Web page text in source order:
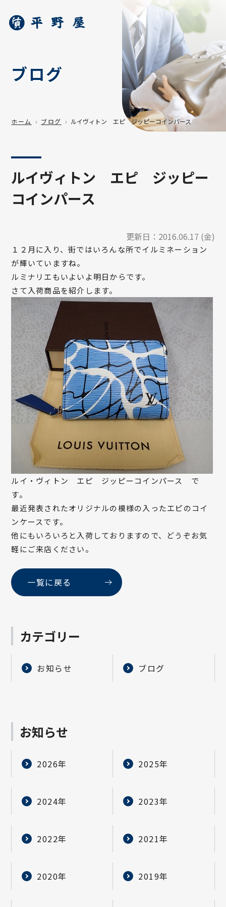
ブログ
ホーム ブログ ルイヴィトン エピ ジッピーコインパース
ルイヴィトン エピ ジッピー
コインパース
更新日： 2016.06.17 (金)
１２月に入り、街ではいろんな所でイルミネーション
が輝いていますね。
ルミナリエもいよいよ明日からです。
さて入荷商品を紹介します。
ルイ・ヴィトン エピ ジッピーコインパース で
す。
最近発表されたオリジナルの模様の入ったエピのコイ
ンケースです。
他にもいろいろと入荷しておりますので、どうぞお気
軽にご来店ください。
一覧に戻る
カテゴリー
お知らせ ブログ
お知らせ
2026年 2025年
2024年 2023年
2022年 2021年
2020年 2019年